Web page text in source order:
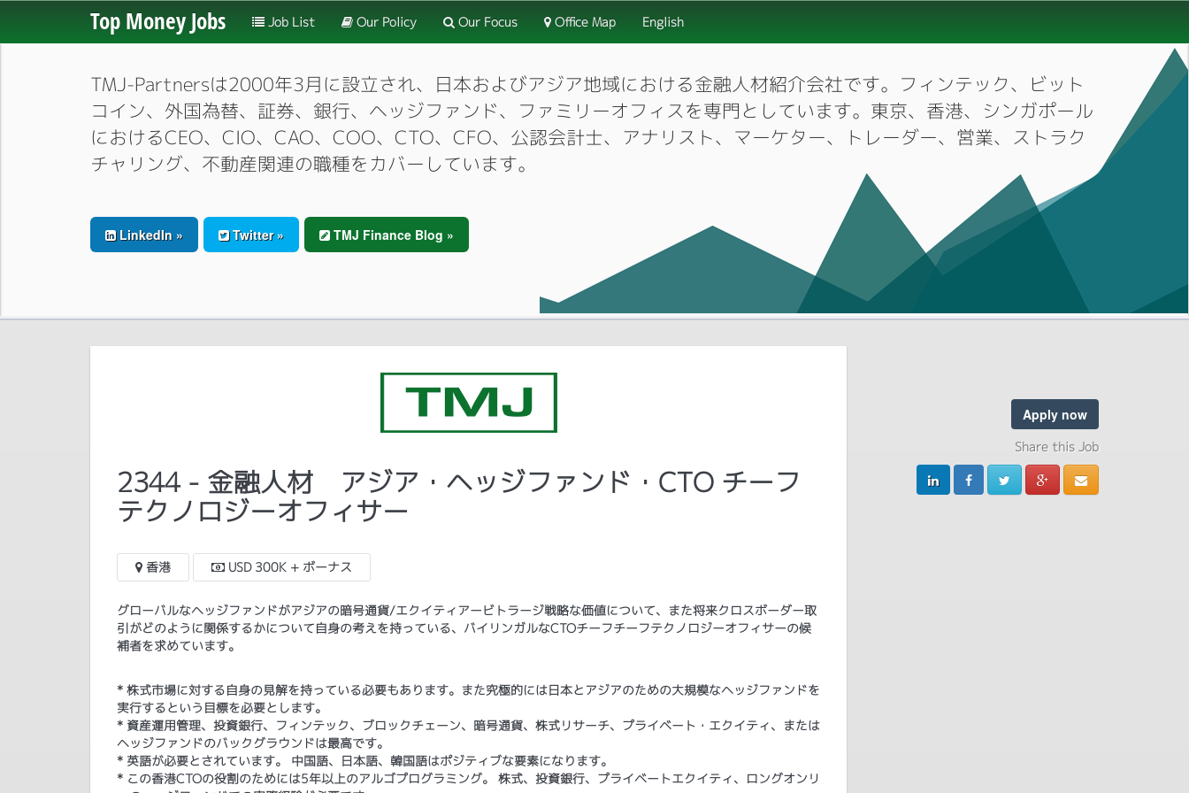
Top Money Jobs Job List Our Policy Our Focus Office Map English
TMJ-Partnersは2000年3月に設立され、日本およびアジア地域における金融人材紹介会社です。フィンテック、ビット
コイン、外国為替、証券、銀行、ヘッジファンド、ファミリーオフィスを専門としています。東京、香港、シンガポール
におけるCEO、CIO、CAO、COO、CTO、CFO、公認会計士、アナリスト、マーケター、トレーダー、営業、ストラク
チャリング、不動産関連の職種をカバーしています。
LinkedIn » Twitter » TMJ Finance Blog »
2344 - 金融人材 アジア・ヘッジファンド・CTO チーフ
テクノロジーオフィサー
香港 USD 300K + ボーナス
グローバルなヘッジファンドがアジアの暗号通貨/エクイティアービトラージ戦略な価値について、また将来クロスボーダー取
引がどのように関係するかについて自身の考えを持っている、バイリンガルなCTOチーフチーフテクノロジーオフィサーの候
補者を求めています。
* 株式市場に対する自身の見解を持っている必要もあります。また究極的には日本とアジアのための大規模なヘッジファンドを
実行するという目標を必要とします。
* 資産運用管理、投資銀行、フィンテック、ブロックチェーン、暗号通貨、株式リサーチ、プライベート・エクイティ、または
ヘッジファンドのバックグラウンドは最高です。
* 英語が必要とされています。 中国語、日本語、韓国語はポジティブな要素になります。
​* この香港CTOの役割のためには5年以上のアルゴプログラミング。 株式、投資銀行、プライベートエクイティ、ロングオンリ
Apply now
Share this Job